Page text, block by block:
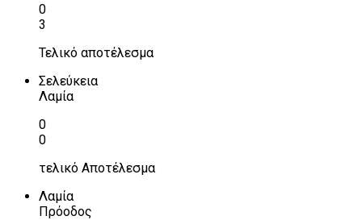
0
3
Τελικό αποτέλεσμα
Σελεύκεια
Λαμία
0
0
τελικό Αποτέλεσμα
Λαμία
Πρόοδος